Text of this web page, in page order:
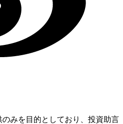
みを目的としており、投資助言